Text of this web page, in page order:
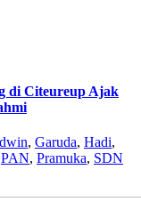
di Citeureup Ajak
, Garuda, Hadi,
PAN, Pramuka, SDN